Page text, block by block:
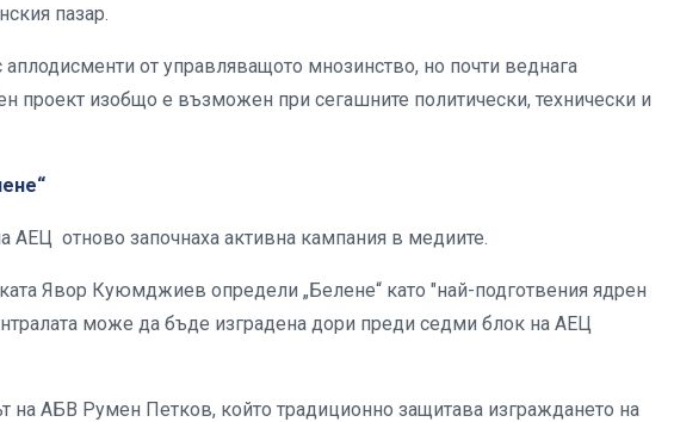
пазар.
от управляващото мнозинство, но почти веднага
проект изобщо е възможен при сегашните политически, технически и
АЕЦ отново започнаха активна кампания в медиите.
Явор Куюмджиев определи „Белене“ като "най-подготвения ядрен
може да бъде изградена дори преди седми блок на АЕЦ
на АБВ Румен Петков, който традиционно защитава изграждането на